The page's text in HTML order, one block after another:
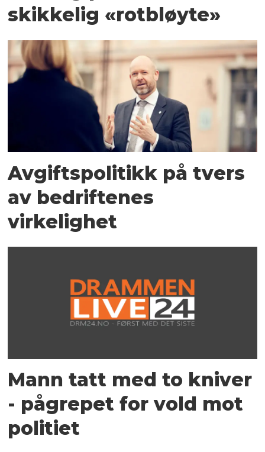
skikkelig «rotbløyte»
Avgiftspolitikk på tvers
av bedriftenes
virkelighet
Mann tatt med to kniver
- pågrepet for vold mot
politiet